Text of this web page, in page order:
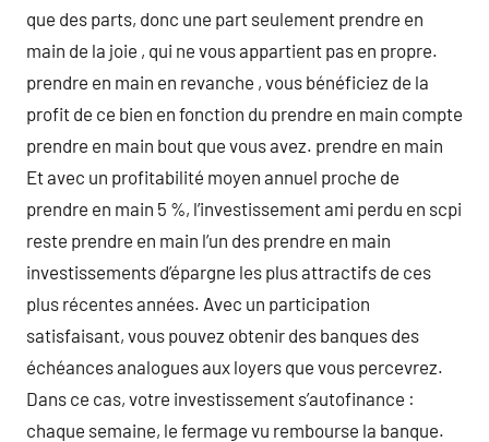
que des parts, donc une part seulement prendre en
main de la joie , qui ne vous appartient pas en propre.
prendre en main en revanche , vous bénéficiez de la
profit de ce bien en fonction du prendre en main compte
prendre en main bout que vous avez. prendre en main
Et avec un profitabilité moyen annuel proche de
prendre en main 5 %, l’investissement ami perdu en scpi
reste prendre en main l’un des prendre en main
investissements d’épargne les plus attractifs de ces
plus récentes années. Avec un participation
satisfaisant, vous pouvez obtenir des banques des
échéances analogues aux loyers que vous percevrez.
Dans ce cas, votre investissement s’autofinance :
chaque semaine, le fermage vu rembourse la banque.